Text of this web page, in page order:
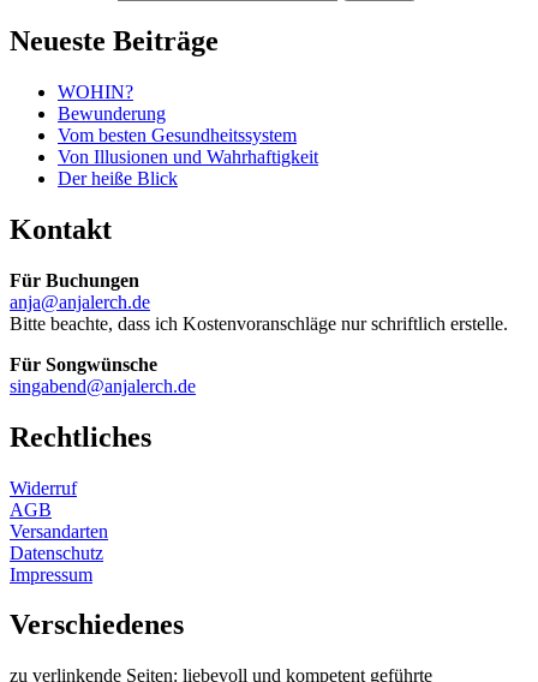
Neueste Beiträge
WOHIN?
Bewunderung
Vom besten Gesundheitssystem
Von Illusionen und Wahrhaftigkeit
Der heiße Blick
Kontakt
Für Buchungen
anja@anjalerch.de
Bitte beachte, dass ich Kostenvoranschläge nur schriftlich erstelle.
Für Songwünsche
singabend@anjalerch.de
Rechtliches
Widerruf
AGB
Versandarten
Datenschutz
Impressum
Verschiedenes
zu verlinkende Seiten: liebevoll und kompetent geführte